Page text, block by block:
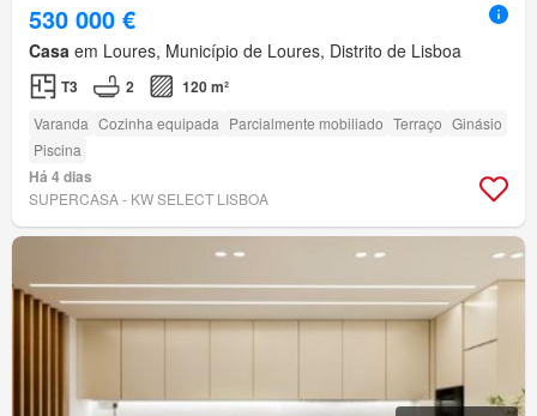
530 000 €
Casa em Loures, Município de Loures, Distrito de Lisboa
T3 2 120 m²
Varanda Cozinha equipada Parcialmente mobiliado Terraço Ginásio
Piscina
Há 4 dias
SUPERCASA - KW SELECT LISBOA